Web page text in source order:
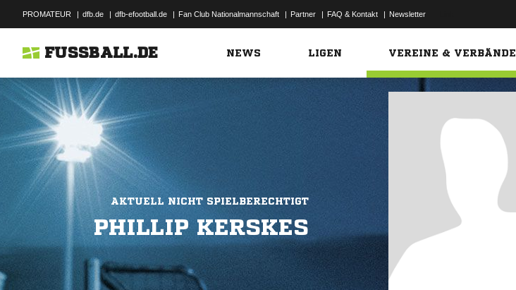
PROMATEUR | dfb.de | dfb-efootball.de | Fan Club Nationalmannschaft | Partner | FAQ & Kontakt | Newsletter
FUSSBALL.DE NEWS LIGEN VEREINE & VERBÄNDE
AKTUELL NICHT SPIELBERECHTIGT
PHILLIP KERSKES